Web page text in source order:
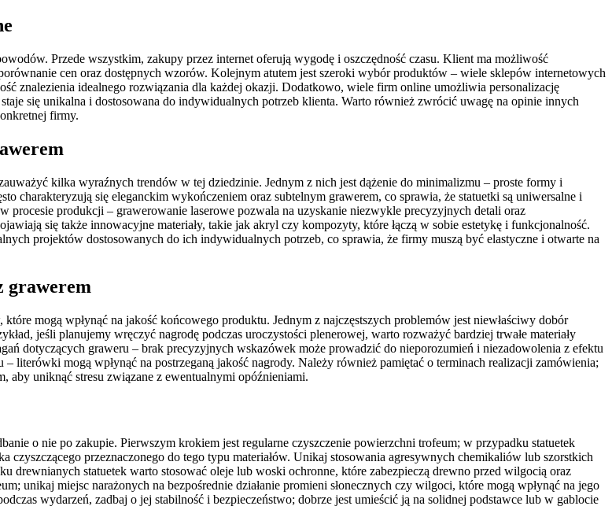
Przede wszystkim, zakupy przez internet oferują wygodę i oszczędność czasu. Klient ma możliwość
cen oraz dostępnych wzorów. Kolejnym atutem jest szeroki wybór produktów – wiele sklepów internetowych
znalezienia idealnego rozwiązania dla każdej okazji. Dodatkowo, wiele firm online umożliwia personalizację
się unikalna i dostosowana do indywidualnych potrzeb klienta. Warto również zwrócić uwagę na opinie innych
firmy.
kilka wyraźnych trendów w tej dziedzinie. Jednym z nich jest dążenie do minimalizmu – proste formy i
charakteryzują się eleganckim wykończeniem oraz subtelnym grawerem, co sprawia, że statuetki są uniwersalne i
produkcji – grawerowanie laserowe pozwala na uzyskanie niezwykle precyzyjnych detali oraz
się także innowacyjne materiały, takie jak akryl czy kompozyty, które łączą w sobie estetykę i funkcjonalność.
projektów dostosowanych do ich indywidualnych potrzeb, co sprawia, że firmy muszą być elastyczne i otwarte na
grawerem
mogą wpłynąć na jakość końcowego produktu. Jednym z najczęstszych problemów jest niewłaściwy dobór
jeśli planujemy wręczyć nagrodę podczas uroczystości plenerowej, warto rozważyć bardziej trwałe materiały
dotyczących graweru – brak precyzyjnych wskazówek może prowadzić do nieporozumień i niezadowolenia z efektu
literówki mogą wpłynąć na postrzeganą jakość nagrody. Należy również pamiętać o terminach realizacji zamówienia;
aby uniknąć stresu związane z ewentualnymi opóźnieniami.
o nie po zakupie. Pierwszym krokiem jest regularne czyszczenie powierzchni trofeum; w przypadku statuetek
przeznaczonego do tego typu materiałów. Unikaj stosowania agresywnych chemikaliów lub szorstkich
drewnianych statuetek warto stosować oleje lub woski ochronne, które zabezpieczą drewno przed wilgocią oraz
unikaj miejsc narażonych na bezpośrednie działanie promieni słonecznych czy wilgoci, które mogą wpłynąć na jego
wydarzeń, zadbaj o jej stabilność i bezpieczeństwo; dobrze jest umieścić ją na solidnej podstawce lub w gablocie